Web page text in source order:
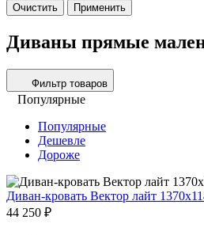
Очистить Применить
Диваны прямые
Фильтр товаров
Популярные
Популярные
Дешевле
Дороже
Диван-кровать Вектор лайт
44 250 ₽